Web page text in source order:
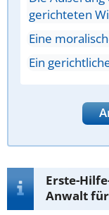
gerichteten
Eine
Ein
Erste-
Anwalt für